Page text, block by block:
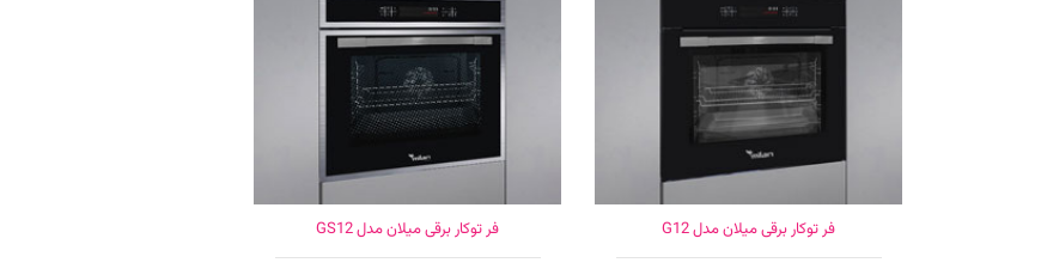
فر توکار برقی میلان مدل G12 فر توکار برقی میلان مدل GS12